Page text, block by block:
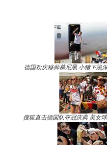
德国欢庆移师慕尼黑 小猪下跪
搜狐直击德国队夺冠庆典 美女